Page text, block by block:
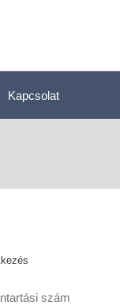
Kapcsolat
szám